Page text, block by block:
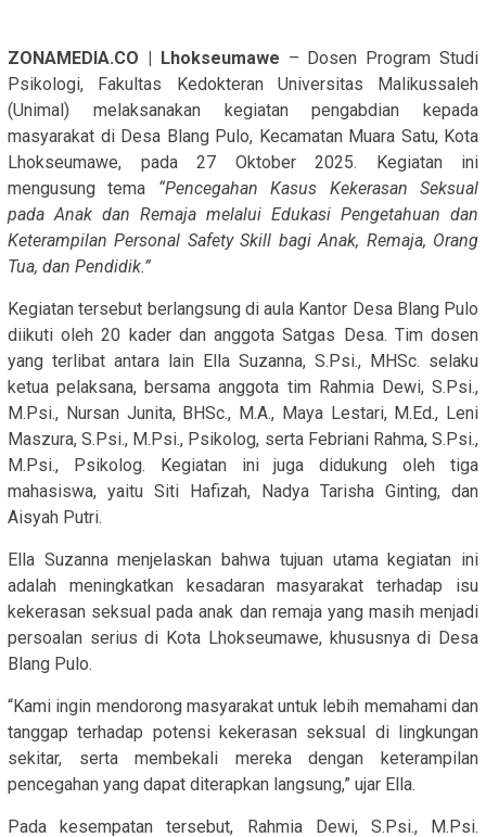
ZONAMEDIA.CO | Lhokseumawe – Dosen Program Studi
Psikologi, Fakultas Kedokteran Universitas Malikussaleh
(Unimal) melaksanakan kegiatan pengabdian kepada
masyarakat di Desa Blang Pulo, Kecamatan Muara Satu, Kota
Lhokseumawe, pada 27 Oktober 2025. Kegiatan ini
mengusung tema “Pencegahan Kasus Kekerasan Seksual
pada Anak dan Remaja melalui Edukasi Pengetahuan dan
Keterampilan Personal Safety Skill bagi Anak, Remaja, Orang
Tua, dan Pendidik.”
Kegiatan tersebut berlangsung di aula Kantor Desa Blang Pulo
diikuti oleh 20 kader dan anggota Satgas Desa. Tim dosen
yang terlibat antara lain Ella Suzanna, S.Psi., MHSc. selaku
ketua pelaksana, bersama anggota tim Rahmia Dewi, S.Psi.,
M.Psi., Nursan Junita, BHSc., M.A., Maya Lestari, M.Ed., Leni
Maszura, S.Psi., M.Psi., Psikolog, serta Febriani Rahma, S.Psi.,
M.Psi., Psikolog. Kegiatan ini juga didukung oleh tiga
mahasiswa, yaitu Siti Hafizah, Nadya Tarisha Ginting, dan
Aisyah Putri.
Ella Suzanna menjelaskan bahwa tujuan utama kegiatan ini
adalah meningkatkan kesadaran masyarakat terhadap isu
kekerasan seksual pada anak dan remaja yang masih menjadi
persoalan serius di Kota Lhokseumawe, khususnya di Desa
Blang Pulo.
“Kami ingin mendorong masyarakat untuk lebih memahami dan
tanggap terhadap potensi kekerasan seksual di lingkungan
sekitar, serta membekali mereka dengan keterampilan
pencegahan yang dapat diterapkan langsung,” ujar Ella.
Pada kesempatan tersebut, Rahmia Dewi, S.Psi., M.Psi.